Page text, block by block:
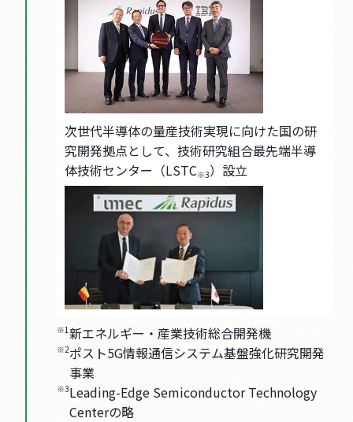
次世代半導体の量産技術実現に向けた国の研
究開発拠点として、技術研究組合最先端半導
体技術センター（LSTC※3）設立
※1 新エネルギー・産業技術総合開発機
※2ポスト5G情報通信システム基盤強化研究開発
事業
※3Leading-Edge Semiconductor Technology
Centerの略